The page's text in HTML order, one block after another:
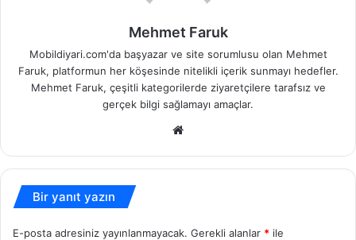
Mehmet Faruk
Mobildiyari.com'da başyazar ve site sorumlusu olan Mehmet
Faruk, platformun her köşesinde nitelikli içerik sunmayı hedefler.
Mehmet Faruk, çeşitli kategorilerde ziyaretçilere tarafsız ve
gerçek bilgi sağlamayı amaçlar.
Bir yanıt yazın
E-posta adresiniz yayınlanmayacak. Gerekli alanlar * ile